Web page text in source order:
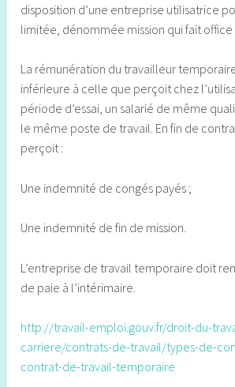
disposition d’une entreprise utilisatrice
limitée, dénommée mission qui fait office
La rémunération du travailleur
inférieure à celle que perçoit chez
période d’essai, un salarié de même
le même poste de travail. En fin de
perçoit :
Une indemnité de congés payés ;
Une indemnité de fin de mission.
L’entreprise de travail temporaire doit
de paie à l’intérimaire.
http://travail-emploi.gouv.fr/droit-du-
carriere/contrats-de-travail/types-de-
contrat-de-travail-temporaire